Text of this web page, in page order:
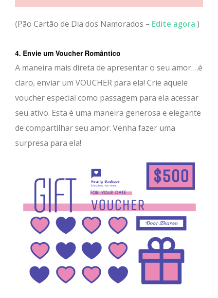
(Pão Cartão de Dia dos Namorados – Edite agora )
4. Envie um Voucher Romântico
A maneira mais direta de apresentar o seu amor….é
claro, enviar um VOUCHER para ela! Crie aquele
voucher especial como passagem para ela acessar
seu ativo. Esta é uma maneira generosa e elegante
de compartilhar seu amor. Venha fazer uma
surpresa para ela!